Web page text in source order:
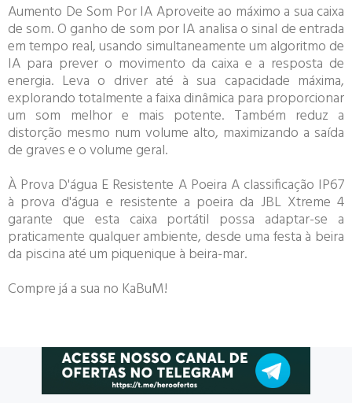
Aumento De Som Por IA Aproveite ao máximo a sua caixa
de som. O ganho de som por IA analisa o sinal de entrada
em tempo real, usando simultaneamente um algoritmo de
IA para prever o movimento da caixa e a resposta de
energia. Leva o driver até à sua capacidade máxima,
explorando totalmente a faixa dinâmica para proporcionar
um som melhor e mais potente. Também reduz a
distorção mesmo num volume alto, maximizando a saída
de graves e o volume geral.
À Prova D'água E Resistente A Poeira A classificação IP67
à prova d'água e resistente a poeira da JBL Xtreme 4
garante que esta caixa portátil possa adaptar-se a
praticamente qualquer ambiente, desde uma festa à beira
da piscina até um piquenique à beira-mar.
Compre já a sua no KaBuM!